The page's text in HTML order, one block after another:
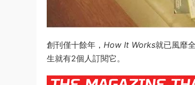
創刊僅十餘年， How It Works就已風靡
生就有2個人訂閱它。